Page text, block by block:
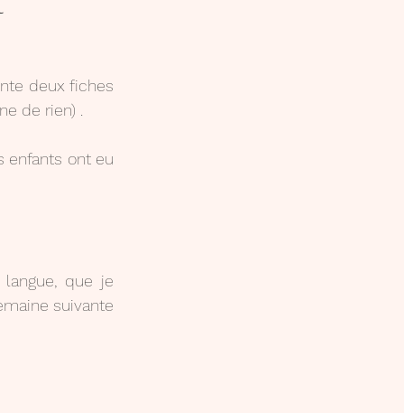
Ailleurs ...
deux fiches
de rien) .
enfants ont eu
que je
suivante